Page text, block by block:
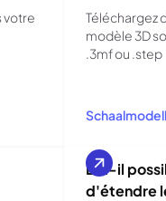
votre
Téléchargez
modèle 3D
.3mf ou .step
Est-il
d'étendre